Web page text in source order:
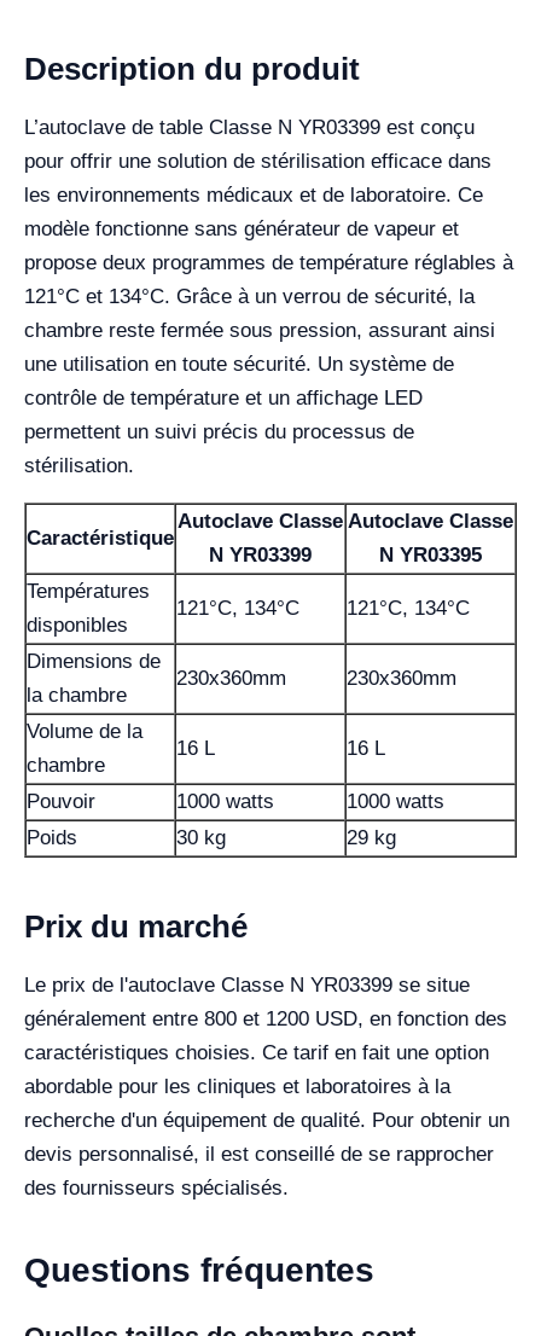
Description du produit
L’autoclave de table Classe N YR03399 est conçu
pour offrir une solution de stérilisation efficace dans
les environnements médicaux et de laboratoire. Ce
modèle fonctionne sans générateur de vapeur et
propose deux programmes de température réglables à
121°C et 134°C. Grâce à un verrou de sécurité, la
chambre reste fermée sous pression, assurant ainsi
une utilisation en toute sécurité. Un système de
contrôle de température et un affichage LED
permettent un suivi précis du processus de
stérilisation.
Caractéristique
Autoclave Classe
N YR03399
Autoclave Classe
N YR03395
Températures
disponibles
121°C, 134°C 121°C, 134°C
Dimensions de
la chambre
230x360mm 230x360mm
Volume de la
chambre
16 L 16 L
Pouvoir 1000 watts
1000 watts
Poids
30 kg 29 kg
Prix du marché
Le prix de l'autoclave Classe N YR03399 se situe
généralement entre 800 et 1200 USD, en fonction des
caractéristiques choisies. Ce tarif en fait une option
abordable pour les cliniques et laboratoires à la
recherche d'un équipement de qualité. Pour obtenir un
devis personnalisé, il est conseillé de se rapprocher
des fournisseurs spécialisés.
Questions fréquentes